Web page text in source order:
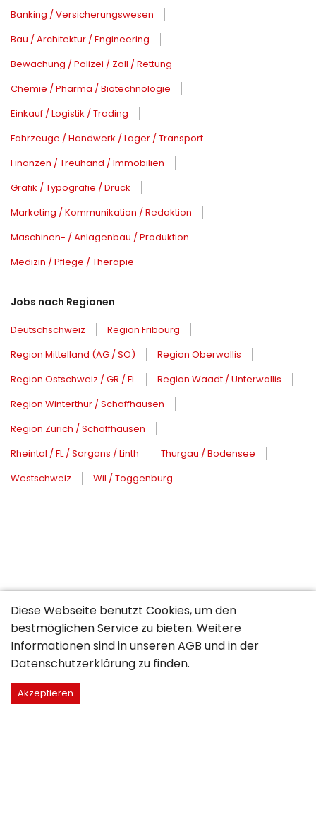
Banking / Versicherungswesen
Bau / Architektur / Engineering
Bewachung / Polizei / Zoll / Rettung
Chemie / Pharma / Biotechnologie
Einkauf / Logistik / Trading
Fahrzeuge / Handwerk / Lager / Transport
Finanzen / Treuhand / Immobilien
Grafik / Typografie / Druck
Marketing / Kommunikation / Redaktion
Maschinen- / Anlagenbau / Produktion
Medizin / Pflege / Therapie
Jobs nach Regionen
Deutschschweiz
Region Fribourg
Region Mittelland (AG / SO)
Region Oberwallis
Region Ostschweiz / GR / FL
Region Waadt / Unterwallis
Region Winterthur / Schaffhausen
Region Zürich / Schaffhausen
Rheintal / FL / Sargans / Linth
Thurgau / Bodensee
Westschweiz
Wil / Toggenburg
Diese Webseite benutzt Cookies, um den
bestmöglichen Service zu bieten. Weitere
Informationen sind in unserenAGB und in der
Datenschutzerklärung zu finden.
Akzeptieren